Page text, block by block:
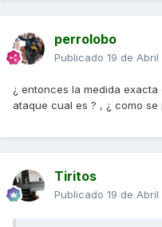
perrolobo
Publicado 19 de
¿ entonces la medida
ataque cual es ? , ¿ como se
Tiritos
Publicado 19 de